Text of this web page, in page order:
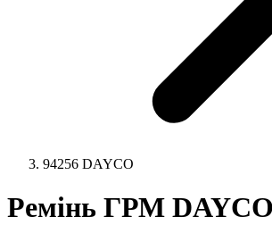
94256 DAYCO
Ремінь ГРМ